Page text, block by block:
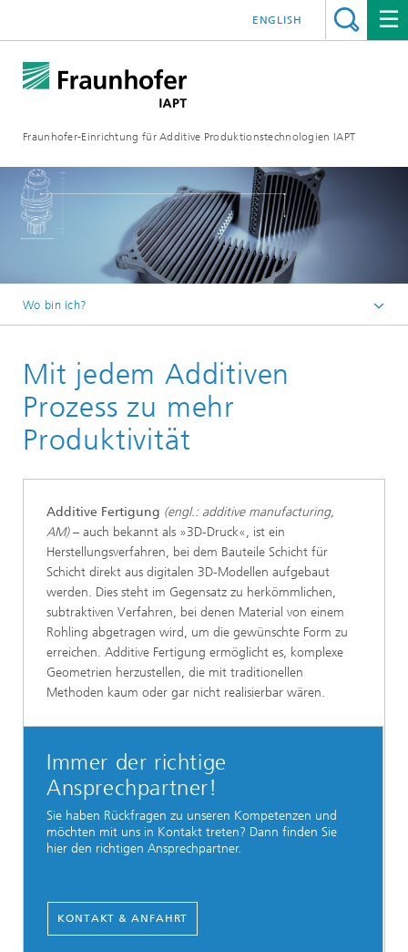
Fraunhofer-Einrichtung für Additive Produktionstechnologien IAPT
ENGLISH
Wo bin ich?
Mit jedem Additiven
Prozess zu mehr
Produktivität
Additive Fertigung (engl.: additive manufacturing,
AM)– auch bekannt als »3D-Druck«, ist ein
Herstellungsverfahren, bei dem Bauteile Schicht für
Schicht direkt aus digitalen 3D-Modellen aufgebaut
werden. Dies steht im Gegensatz zu herkömmlichen,
subtraktiven Verfahren, bei denen Material von einem
Rohling abgetragen wird, um die gewünschte Form zu
erreichen. Additive Fertigung ermöglicht es, komplexe
Geometrien herzustellen, die mit traditionellen
Methoden kaum oder gar nicht realisierbar wären.
Immer der richtige
Ansprechpartner!
Sie haben Rückfragen zu unseren Kompetenzen und
möchten mit uns in Kontakt treten? Dann finden Sie
hier den richtigen Ansprechpartner.
KONTAKT & ANFAHRT